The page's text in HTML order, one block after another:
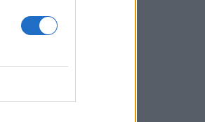
to finance
West
reaguar
për